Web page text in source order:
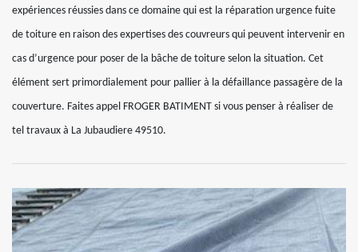
expériences réussies dans ce domaine qui est la réparation urgence fuite
de toiture en raison des expertises des couvreurs qui peuvent intervenir en
cas d’urgence pour poser de la bâche de toiture selon la situation. Cet
élément sert primordialement pour pallier à la défaillance passagère de la
couverture. Faites appel FROGER BATIMENT si vous penser à réaliser de
tel travaux à La Jubaudiere 49510.